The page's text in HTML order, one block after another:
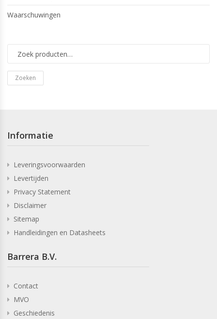
Waarschuwingen
Zoeken
Informatie
Leveringsvoorwaarden
Levertijden
Privacy Statement
Disclaimer
Sitemap
Handleidingen en Datasheets
Barrera B.V.
Contact
MVO
Geschiedenis